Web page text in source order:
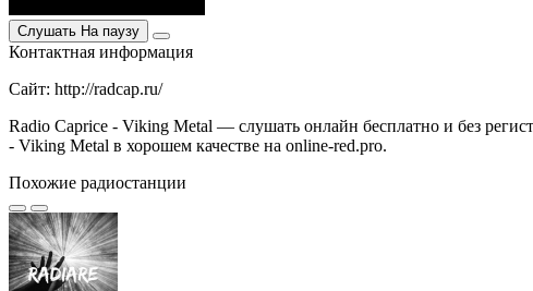
Слушать На паузу
Контактная информация
Сайт: http://radcap.ru/
Radio Caprice - Viking Metal — слушать онлайн бесплатно и без
- Viking Metal в хорошем качестве на online-red.pro.
Похожие радиостанции